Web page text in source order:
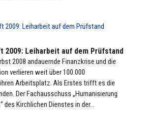
2009: Leiharbeit auf dem Prüfstand
2008 andauernde Finanzkrise und die
verlieren weit über 100.000
Arbeitsplatz. Als Erstes trifft es die
Der Fachausschuss „Humanisierung
des Kirchlichen Dienstes in der...